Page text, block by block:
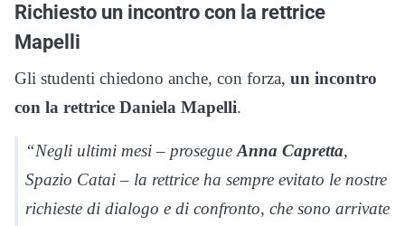
Richiesto un incontro con la rettrice
Mapelli
Gli studenti chiedono anche, con forza, un incontro
con la rettrice Daniela Mapelli.
“Negli ultimi mesi – prosegue Anna Capretta,
Spazio Catai – la rettrice ha sempre evitato le nostre
richieste di dialogo e di confronto, che sono arrivate